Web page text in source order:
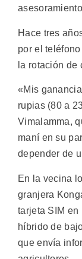
Hace tres
por el
la rotación de
«Mis
rupias (80 a
Vimalamma,
maní en su
depender de
En la vecina
granjera
tarjeta SIM en
híbrido de
que envía